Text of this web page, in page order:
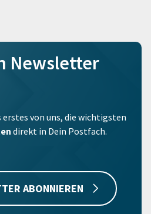
Newsletter
von uns, die wichtigsten
direkt in Dein Postfach.
ABONNIEREN